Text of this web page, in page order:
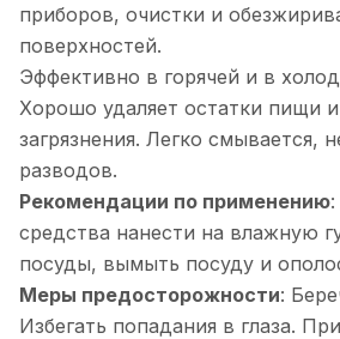
приборов, очистки и
поверхностей.
Эффективно в горячей и в
Хорошо удаляет остатки пищи
загрязнения. Легко смывается,
разводов.
Рекомендации по применению
средства нанести на влажную
посуды, вымыть посуду и
Меры предосторожности:
Избегать попадания в глаза.